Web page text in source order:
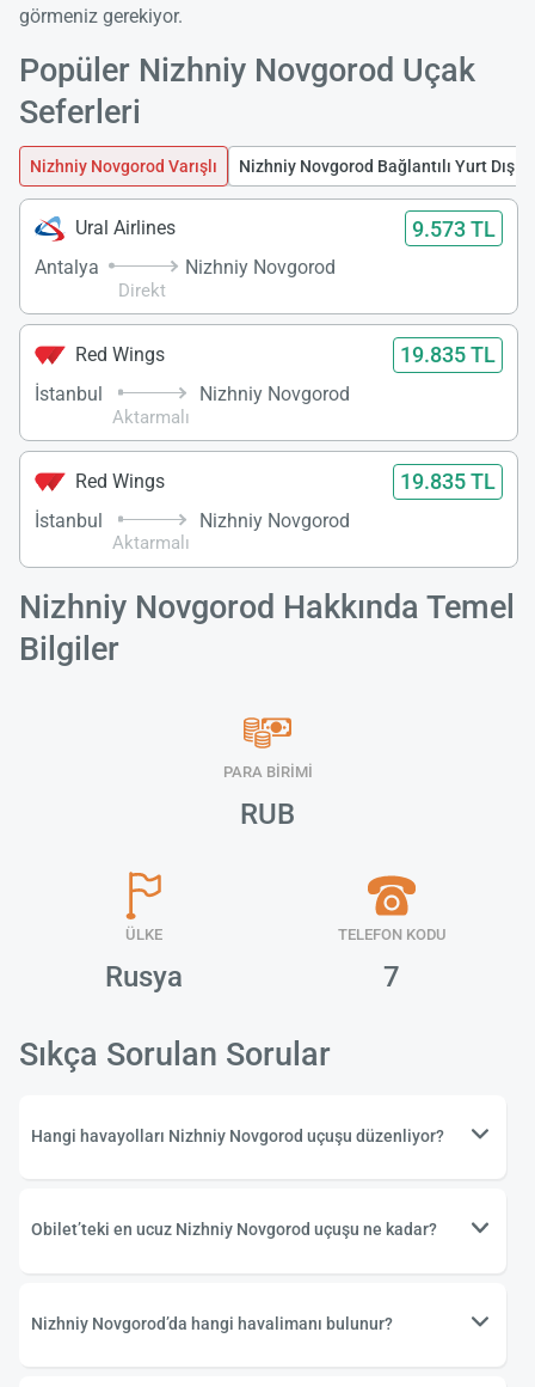
görmeniz gerekiyor.
Popüler Nizhniy Novgorod Uçak
Seferleri
Nizhniy Novgorod Varışlı Nizhniy Novgorod Bağlantılı Yurt Dışı
Ural Airlines 9.573 TL
Antalya
Direkt
Nizhniy Novgorod
Red Wings 19.835 TL
İstanbul
Aktarmalı
Nizhniy Novgorod
Red Wings 19.835 TL
İstanbul
Aktarmalı
Nizhniy Novgorod
Nizhniy Novgorod Hakkında Temel
Bilgiler
PARA BİRİMİ
RUB
ÜLKE
Rusya
TELEFON KODU
7
Sıkça Sorulan Sorular
Hangi havayolları Nizhniy Novgorod uçuşu düzenliyor?
Obilet’teki en ucuz Nizhniy Novgorod uçuşu ne kadar?
Nizhniy Novgorod’da hangi havalimanı bulunur?